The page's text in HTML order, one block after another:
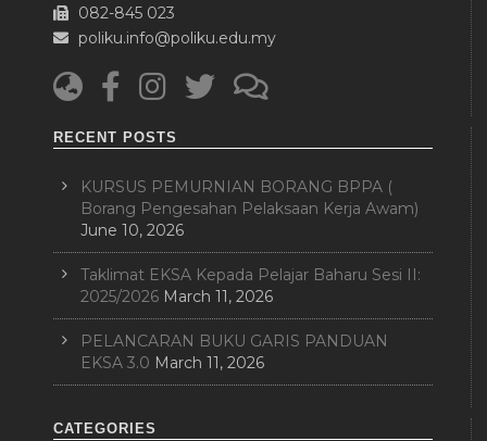
082-845 023
poliku.info@poliku.edu.my
RECENT POSTS
KURSUS PEMURNIAN BORANG BPPA (
Borang Pengesahan Pelaksaan Kerja Awam)
June 10, 2026
Taklimat EKSA Kepada Pelajar Baharu Sesi II:
2025/2026 March 11, 2026
PELANCARAN BUKU GARIS PANDUAN
EKSA 3.0 March 11, 2026
CATEGORIES